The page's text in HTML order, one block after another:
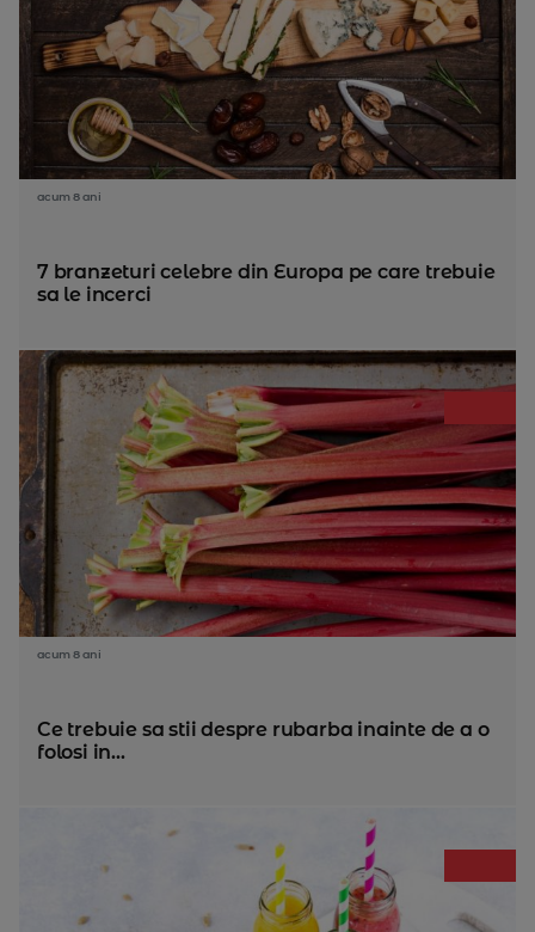
acum 8 ani
7 branzeturi celebre din Europa pe care trebuie
sa le incerci
acum 8 ani
Ce trebuie sa stii despre rubarba inainte de a o
folosi in...